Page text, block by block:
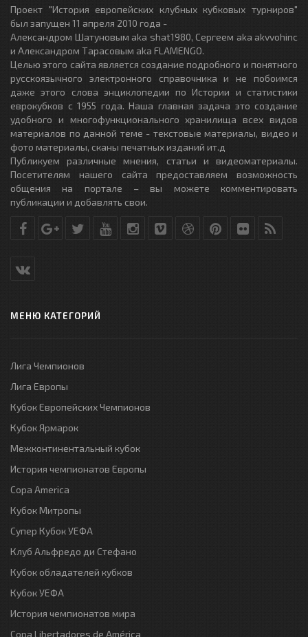
Проект "История европейских клубных кубковых турниров"
был запущен 11 апреля 2010 года -
Александром Шатуновым aka shat1980, Сергеем aka akvvohinc
и Александром Тарасовым aka FLAMENGO.
Целью этого сайта является создание подробного и понятного
русскоязычного электронного справочника и не побоимся
даже этого слова энциклопедии по Истории и статистики
еврокубков с 1955 года. Наша главная задача это создание
удобного и многофункционального хранилища всех видов
материалов по данной теме - текстовые материалы, видео и
фото материалы, сканы печатных изданий ит.д
Публикуем различные мнения, статьи и видеоматериалы.
Посетителям нашего сайта предоставляем возможность
общения на портале – вы можете комментировать
публикации и добавлять свои.
МЕНЮ КАТЕГОРИЙ
Лига Чемпионов
Лига Европы
Кубок Европейских Чемпионов
Кубок Ярмарок
Межконтинентальный кубок
История чемпионатов Европы
Copa America
Кубок Митропы
Супер Кубок УЕФА
Клуб Альфредо ди Стефано
Кубок обладателей кубков
Кубок УЕФА
История чемпионатов мира
Copa Libertadores de América